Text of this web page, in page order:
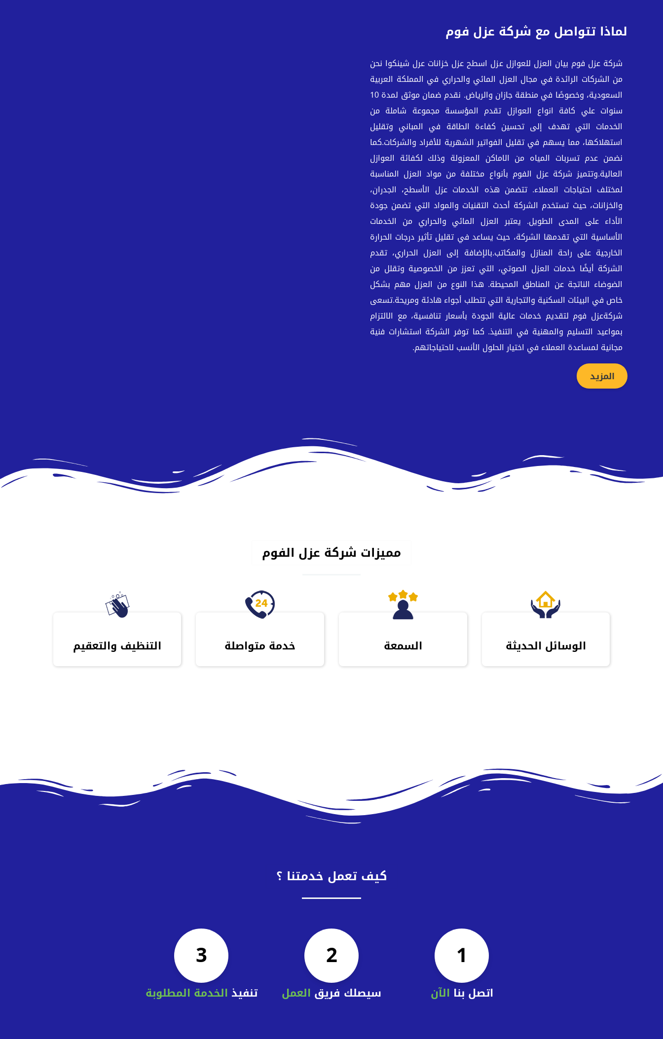
لماذا تتواصل مع شركة عزل فوم
شركة عزل فوم بيان العزل للعوازل عزل اسطح عزل خزانات عرل شينكوا نحن
من الشركات الرائدة في مجال العزل المائي والحراري في المملكة العربية
السعودية، وخصوصًا في منطقة جازان والرياض. نقدم ضمان موثق لمدة 10
سنوات علي كافة انواع العوازل تقدم المؤسسة مجموعة شاملة من
الخدمات التي تهدف إلى تحسين كفاءة الطاقة في المباني وتقليل
استهلاكها، مما يسهم في تقليل الفواتير الشهرية للأفراد والشركات.كما
نضمن عدم تسربات المياه من الاماكن المعزولة وذلك لكفائة العوازل
العالية.وتتميز شركة عزل الفوم بأنواع مختلفة من مواد العزل المناسبة
لمختلف احتياجات العملاء. تتضمن هذه الخدمات عزل الأسطح، الجدران،
والخزانات، حيث تستخدم الشركة أحدث التقنيات والمواد التي تضمن جودة
الأداء على المدى الطويل. يعتبر العزل المائي والحراري من الخدمات
الأساسية التي تقدمها الشركة، حيث يساعد في تقليل تأثير درجات الحرارة
الخارجية على راحة المنازل والمكاتب.بالإضافة إلى العزل الحراري، تقدم
الشركة أيضًا خدمات العزل الصوتي، التي تعزز من الخصوصية وتقلل من
الضوضاء الناتجة عن المناطق المحيطة. هذا النوع من العزل مهم بشكل
خاص في البيئات السكنية والتجارية التي تتطلب أجواء هادئة ومريحة.تسعى
شركةعزل فوم لتقديم خدمات عالية الجودة بأسعار تنافسية، مع الالتزام
بمواعيد التسليم والمهنية في التنفيذ. كما توفر الشركة استشارات فنية
مجانية لمساعدة العملاء في اختيار الحلول الأنسب لاحتياجاتهم.
المزيد
مميزات شركة عزل الفوم
الوسائل الحديثة السمعة خدمة متواصلة التنظيف والتعقيم
كيف تعمل خدمتنا ؟
1
اتصل بنا الآن
2
سيصلك فريق العمل
3
تنفيذ الخدمة المطلوبة